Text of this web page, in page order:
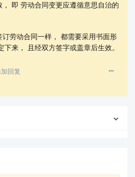
查看更多
即 劳动合同变更应遵循意思自治的
劳动合同一样， 都需要采用书面形
来， 且经双方签字或盖章后生效。
回复